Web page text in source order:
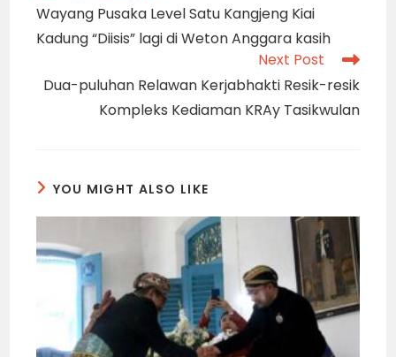
articles
Wayang Pusaka Level Satu Kangjeng Kiai
Kadung “Diisis” lagi di Weton Anggara kasih
Next Post
Dua-puluhan Relawan Kerjabhakti Resik-resik
Kompleks Kediaman KRAy Tasikwulan
YOU MIGHT ALSO LIKE